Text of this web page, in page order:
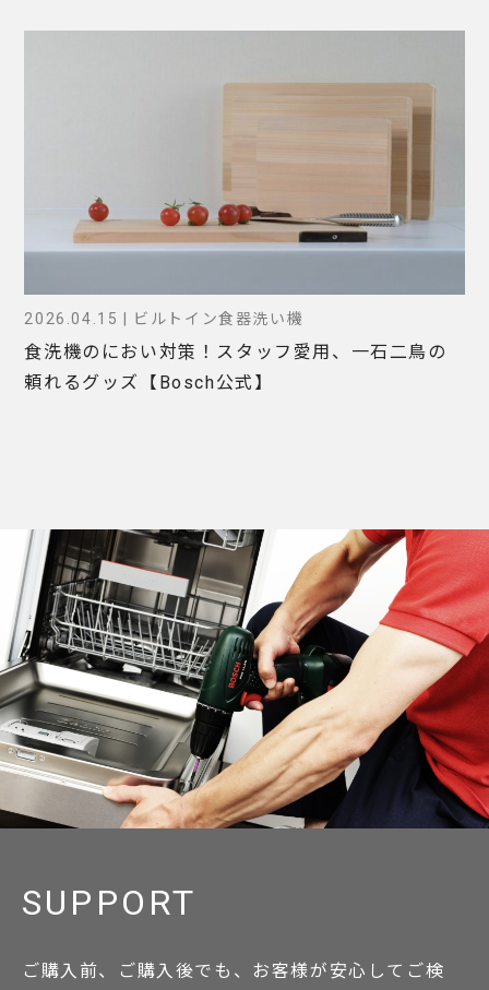
2026.04.15 | ビルトイン食器洗い機
食洗機のにおい対策！スタッフ愛用、一石二鳥の
頼れるグッズ【Bosch公式】
SUPPORT
ご購入前、ご購入後でも、お客様が安心してご検